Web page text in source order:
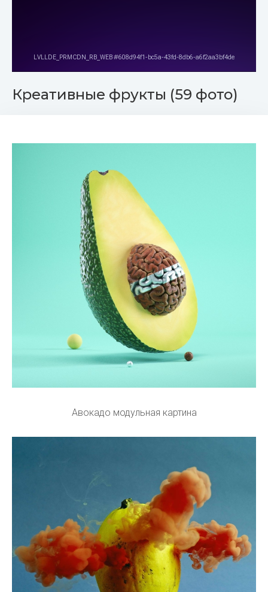
Креативные фрукты (59 фото)
Авокадо модульная картина